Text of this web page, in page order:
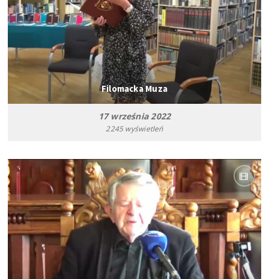
Filomacka Muza
17 września 2022
2245 wyświetleń